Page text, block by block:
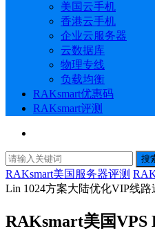
美国云手机
香港云手机
企业云服务器
云数据库
物理专线
负载均衡
RAKsmart优惠码
RAKsmart评测
搜
RAKsmart美国服务器评测
Lin 1024方案大陆优化VIP线路
RAKsmart美国VPS